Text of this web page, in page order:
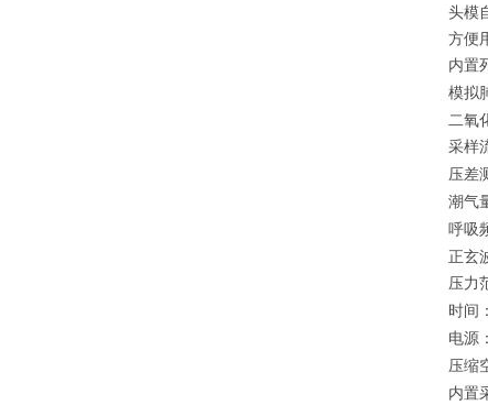
头模
方便
内置
模拟
二氧
采样
压差
潮气
呼吸
正玄
压力
时间：
电源：
压缩
内置